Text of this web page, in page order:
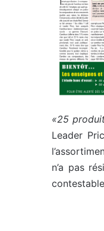
«25
Leader
n’a pas